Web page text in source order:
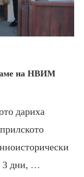
на НВИМ
дариха
3 дни, …